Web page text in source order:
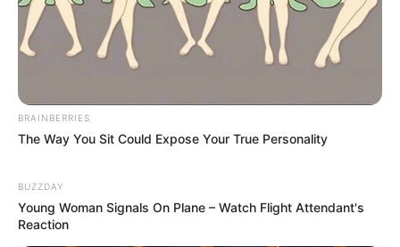
BRAINBERRIES
The Way You Sit Could Expose Your True Personality
BUZZDAY
Young Woman Signals On Plane – Watch Flight Attendant's
Reaction